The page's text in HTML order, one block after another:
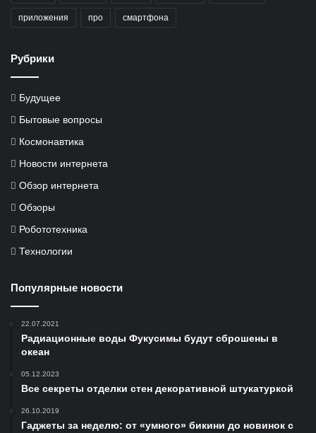
приложения про смартфона
Рубрики
Будущее
Бытовые вопросы
Космонавтика
Новости интернета
Обзор интернета
Обзоры
Робототехника
Технологии
Популярные новости
22.07.2021
Радиационные воды Фукусимы будут сброшены в
океан
05.12.2023
Все секреты отделки стен декоративной штукатуркой
26.10.2019
Гаджеты за неделю: от «умного» бикини до новинок с